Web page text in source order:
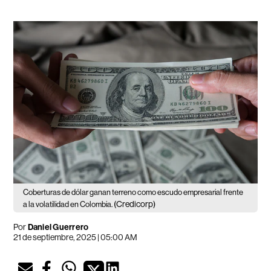
Coberturas de dólar ganan terreno como escudo empresarial frente
a la volatilidad en Colombia. (Credicorp)
PorDaniel Guerrero
21 de septiembre, 2025 | 05:00 AM